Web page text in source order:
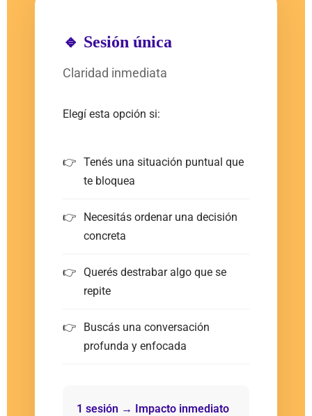
🔹 Sesión única
Claridad inmediata
Elegí esta opción si:
Tenés una situación puntual que
te bloquea
Necesitás ordenar una decisión
concreta
Querés destrabar algo que se
repite
Buscás una conversación
profunda y enfocada
1 sesión → Impacto inmediato